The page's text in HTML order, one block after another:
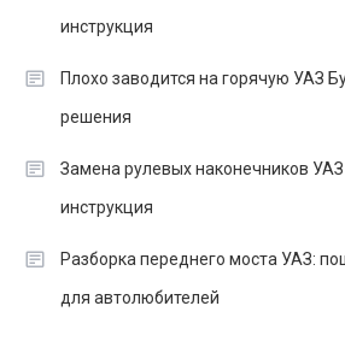
инструкция
Плохо заводится на горячую УАЗ
решения
Замена рулевых наконечников
инструкция
Разборка переднего моста УАЗ:
для автолюбителей